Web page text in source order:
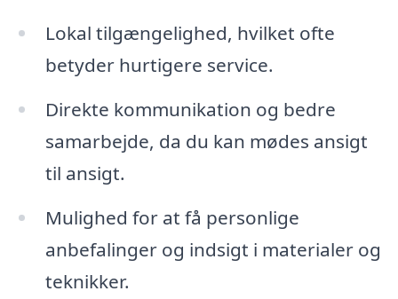
Lokal tilgængelighed, hvilket ofte
betyder hurtigere service.
Direkte kommunikation og bedre
samarbejde, da du kan mødes ansigt
til ansigt.
Mulighed for at få personlige
anbefalinger og indsigt i materialer og
teknikker.